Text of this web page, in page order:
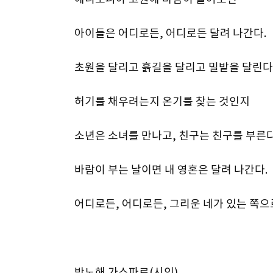
아이들은 어디로든, 어디로든 달려 나간다.
초원을 달리고 흙길을 달리고 밀밭을 달린
허기를 채우려는지 온기를 찾는 것인지
소년은 소녀를 만나고, 친구는 친구를 부른
바람이 부는 날이면 내 영혼은 달려 나간다.
어디로든, 어디로든, 그리운 네가 있는 쪽으